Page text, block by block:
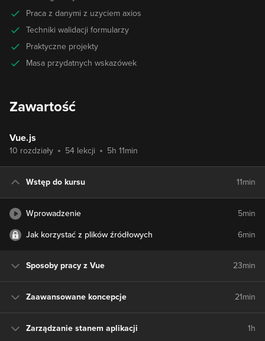
Praca z danymi z uzyciem axios
Techniki walidacji formularzy
Praktyczne projekty
Masa przydatnych wskazówek
Zawartość
Vue.js
10 rozdziały 54 lekcji 5h 11min
Wstęp do kursu 11min
Wprowadzenie 5min
Jak korzystać z plików źródłowych 6min
Sposoby pracy z Vue 23min
Zaawansowane koncepcje 21min
Zarządzanie stanem aplikacji 1h